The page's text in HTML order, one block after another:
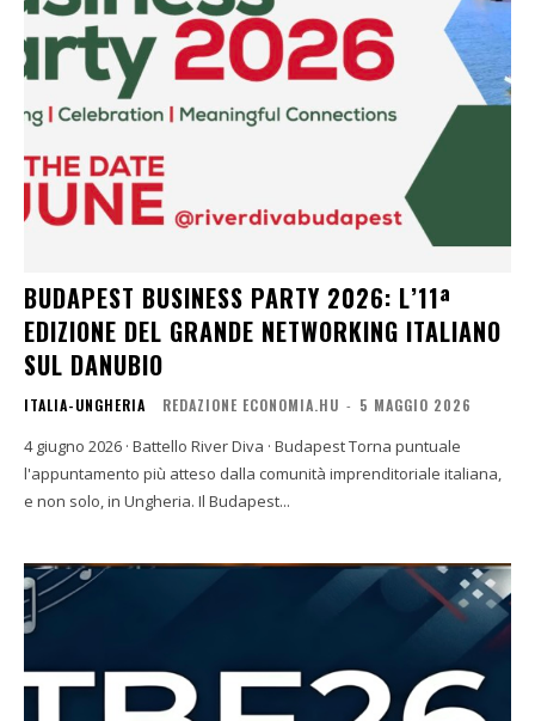
BUDAPEST BUSINESS PARTY 2026: L’11ª
EDIZIONE DEL GRANDE NETWORKING ITALIANO
SUL DANUBIO
ITALIA-UNGHERIA REDAZIONE ECONOMIA.HU - 5 MAGGIO 2026
4 giugno 2026 · Battello River Diva · Budapest Torna puntuale
l'appuntamento più atteso dalla comunità imprenditoriale italiana,
e non solo, in Ungheria. Il Budapest...